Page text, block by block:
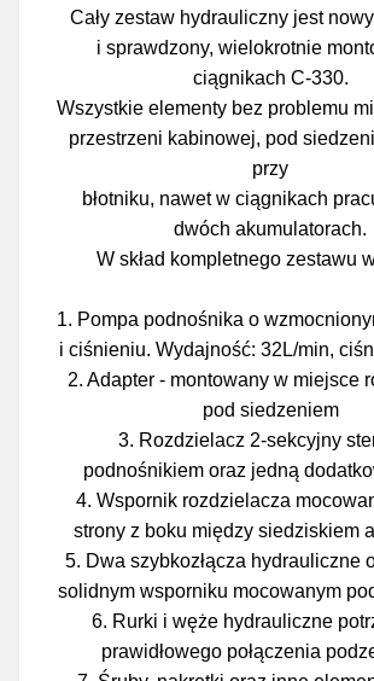
Cały zestaw hydrauliczny jest
i sprawdzony, wielokrotnie
ciągnikach C-330.
Wszystkie elementy bez problemu
przestrzeni kabinowej, pod
przy
błotniku, nawet w ciągnikach
dwóch akumulatorach.
W skład kompletnego zestawu
1. Pompa podnośnika o
i ciśnieniu. Wydajność: 32L/min,
2. Adapter - montowany w miejsce
pod siedzeniem
3. Rozdzielacz 2-sekcyjny
podnośnikiem oraz jedną
4. Wspornik rozdzielacza
strony z boku między siedziskiem
5. Dwa szybkozłącza hydrauliczne
solidnym wsporniku mocowanym
6. Rurki i węże hydrauliczne
prawidłowego połączenia